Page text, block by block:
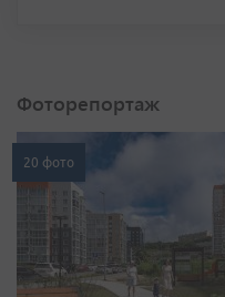
Фоторепортаж
20 фото